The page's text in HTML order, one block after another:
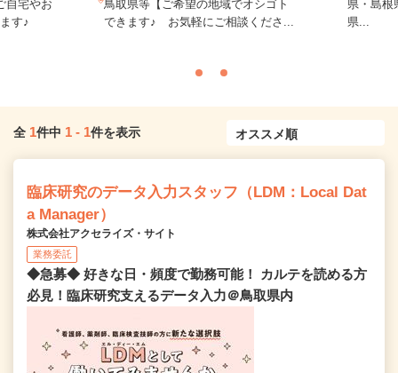
宅やお
す♪
鳥取県等【ご希望の地域でオシゴト
できます♪ お気軽にご相談くださ...
県・島根
県...
全 1件中 1 - 1件を表示
臨床研究のデータ入力スタッフ（LDM：Local Dat
a Manager）
株式会社アクセライズ・サイト
業務委託
◆急募◆ 好きな日・頻度で勤務可能！ カルテを読める方
必見！臨床研究支えるデータ入力＠鳥取県内